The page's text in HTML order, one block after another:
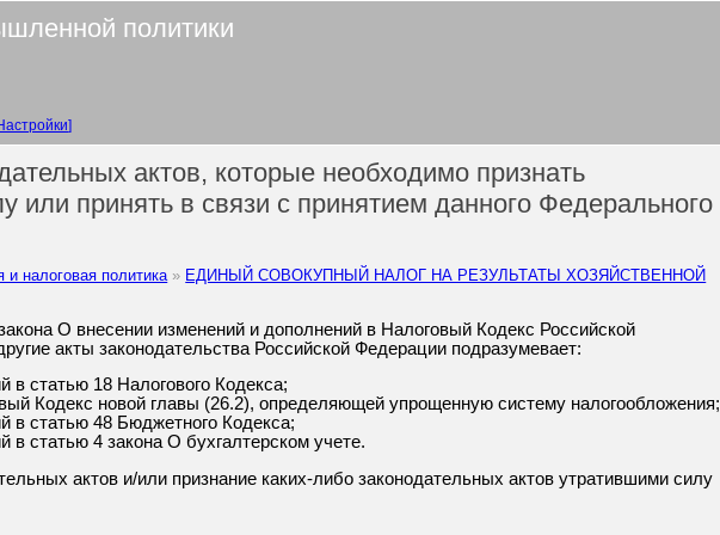
политики
актов, которые необходимо признать
или принять в связи с принятием данного Федерального
и налоговая политика
ЕДИНЫЙ СОВОКУПНЫЙ НАЛОГ НА РЕЗУЛЬТАТЫ ХОЗЯЙСТВЕННОЙ
О внесении изменений и дополнений в Налоговый Кодекс Российской
акты законодательства Российской Федерации подразумевает:
в статью 18 Налогового Кодекса;
Кодекс новой главы (26.2), определяющей упрощенную систему налогообложения;
в статью 48 Бюджетного Кодекса;
в статью 4 закона О бухгалтерском учете.
актов и/или признание каких-либо законодательных актов утратившими силу